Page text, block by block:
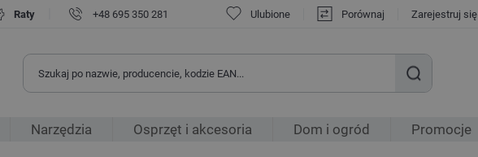
Raty +48 695 350 281 Ulubione Porównaj Zarejestruj się
Narzędzia Osprzęt i akcesoria Dom i ogród Promocje